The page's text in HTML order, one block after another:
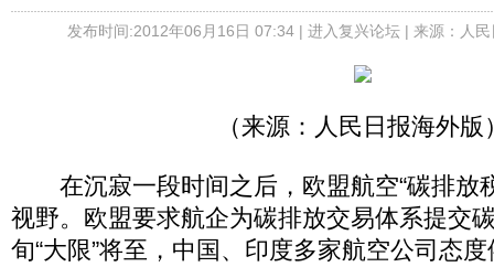
发布时间:2012年06月16日 07:34 | 进入复兴论坛| 来源：人
（来源：人民日报海外版
在沉寂一段时间之后，欧盟航空“碳排放
视野。欧盟要求航企为碳排放交易体系提交
旬“大限”将至，中国、印度多家航空公司态